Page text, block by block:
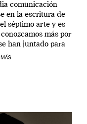
comunicación
en la escritura de
séptimo arte y es
más por
han juntado para